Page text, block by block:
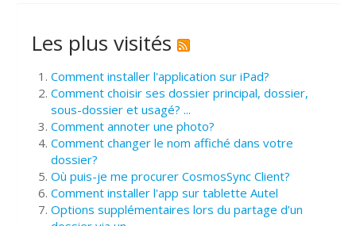
Les plus visités
Comment installer l'application sur iPad?
Comment choisir ses dossier principal, dossier,
sous-dossier et usagé? ...
Comment annoter une photo?
Comment changer le nom affiché dans votre
dossier?
Où puis-je me procurer CosmosSync Client?
Comment installer l'app sur tablette Autel
Options supplémentaires lors du partage d’un